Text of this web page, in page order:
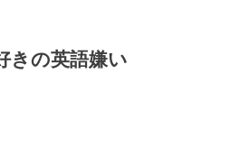
きの英語嫌い